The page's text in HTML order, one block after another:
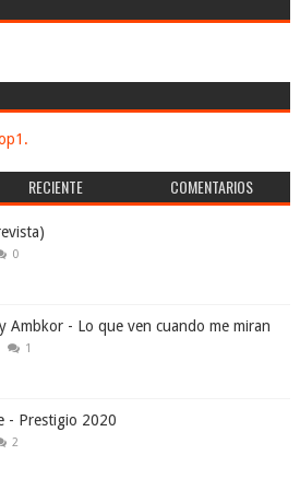
RECIENTE COMENTARIOS
0
Ambkor - Lo que ven cuando me miran
1
- Prestigio 2020
2